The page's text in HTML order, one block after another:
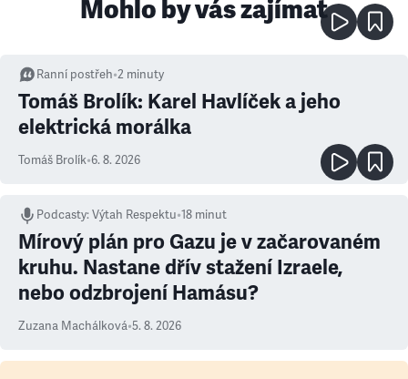
Mohlo by vás zajímat
Ranní postřeh•2 minuty
Tomáš Brolík: Karel Havlíček a jeho
elektrická morálka
Tomáš Brolík•6. 8. 2026
Podcasty:Výtah Respektu•18 minut
Mírový plán pro Gazu je v začarovaném
kruhu. Nastane dřív stažení Izraele,
nebo odzbrojení Hamásu?
Zuzana Machálková•5. 8. 2026